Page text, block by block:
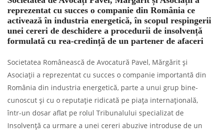
reprezentat cu succes o companie din România ce
activează în industria energetică, în scopul respingerii
unei cereri de deschidere a procedurii de insolvență
formulată cu rea-credință de un partener de afaceri
Societatea Românească de Avocatură Pavel, Mărgărit și
Asociații a reprezentat cu succes o companie importantă din
România din industria energetică, parte a unui grup bine-
cunoscut și cu o reputație ridicată pe piața internațională,
într-un dosar aflat pe rolul Tribunalului specializat de
Insolvență ca urmare a unei cereri abuzive introduse de un